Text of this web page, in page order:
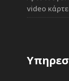
video